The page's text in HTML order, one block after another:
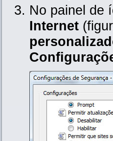
No painel de
Internet